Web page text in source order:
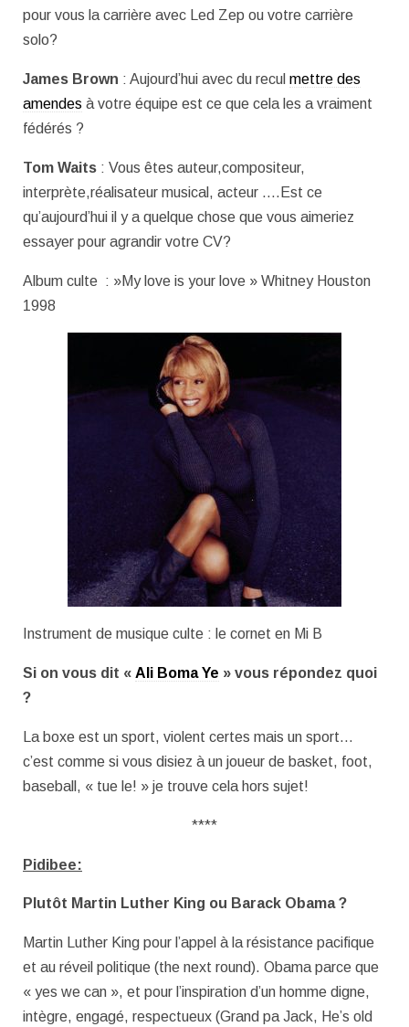
pour vous la carrière avec Led Zep ou votre carrière
solo?
James Brown : Aujourd’hui avec du recul mettre des
amendes à votre équipe est ce que cela les a vraiment
fédérés ?
Tom Waits : Vous êtes auteur,compositeur,
interprète,réalisateur musical, acteur ….Est ce
qu’aujourd’hui il y a quelque chose que vous aimeriez
essayer pour agrandir votre CV?
Album culte : »My love is your love » Whitney Houston
1998
Instrument de musique culte : le cornet en Mi B
Si on vous dit « Ali Boma Ye » vous répondez quoi
?
La boxe est un sport, violent certes mais un sport…
c’est comme si vous disiez à un joueur de basket, foot,
baseball, « tue le! » je trouve cela hors sujet!
****
Pidibee:
Plutôt Martin Luther King ou Barack Obama ?
Martin Luther King pour l’appel à la résistance pacifique
et au réveil politique (the next round). Obama parce que
« yes we can », et pour l’inspiration d’un homme digne,
intègre, engagé, respectueux (Grand pa Jack, He’s old